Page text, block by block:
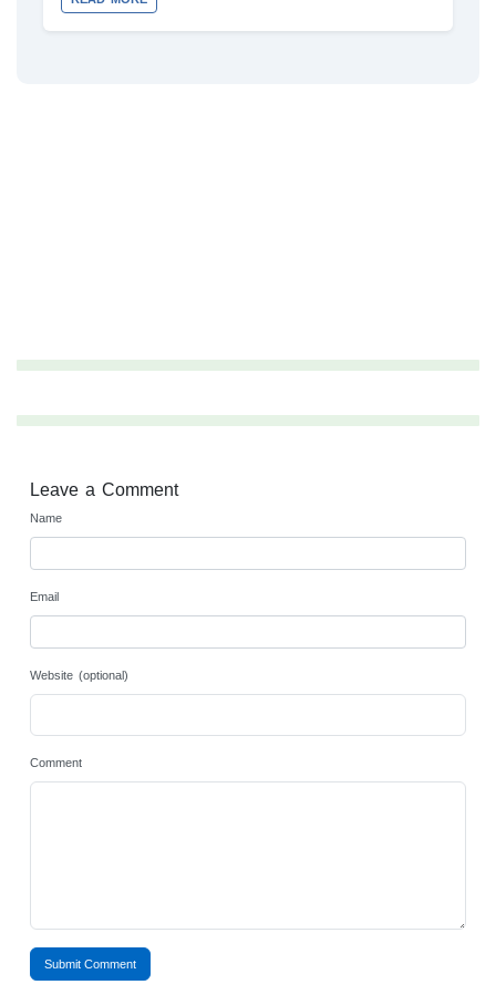
Leave a Comment
Name
Email
Website (optional)
Comment
Submit Comment